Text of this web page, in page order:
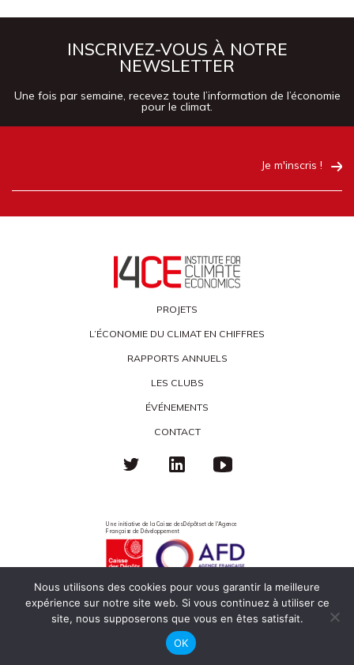
INSCRIVEZ-VOUS À NOTRE
NEWSLETTER
Une fois par semaine, recevez toute l’information de l’économie
pour le climat.
Je m'inscris !
PROJETS
L’ÉCONOMIE DU CLIMAT EN CHIFFRES
RAPPORTS ANNUELS
LES CLUBS
ÉVÉNEMENTS
CONTACT
Politique de confidentialité
Mentions légales
Éco-responsabilité
Une initiative de la Caisse des Dépôts et de l'Agence
Française de Développement
Nous utilisons des cookies pour vous garantir la meilleure
expérience sur notre site web. Si vous continuez à utiliser ce
site, nous supposerons que vous en êtes satisfait.
OK